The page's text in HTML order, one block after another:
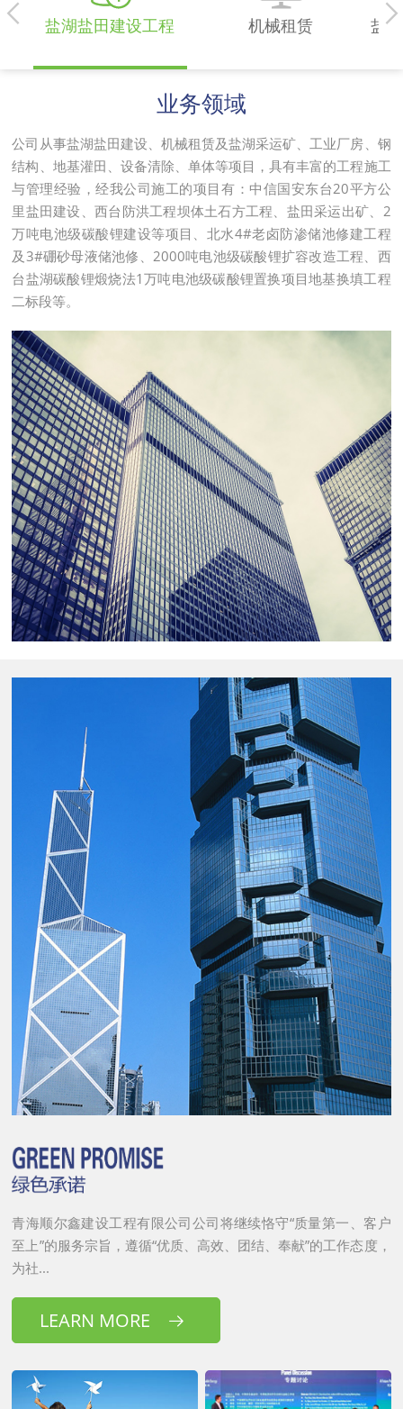
盐湖盐田建设工程 机械租赁 盐
 
业务领域
公司从事盐湖盐田建设、机械租赁及盐湖采运矿、工业厂房、钢
结构、地基灌田、设备清除、单体等项目，具有丰富的工程施工
与管理经验，经我公司施工的项目有：中信国安东台20平方公
里盐田建设、西台防洪工程坝体土石方工程、盐田采运出矿、2
万吨电池级碳酸锂建设等项目、北水4#老卤防渗储池修建工程
及3#硼砂母液储池修、2000吨电池级碳酸锂扩容改造工程、西
台盐湖碳酸锂煅烧法1万吨电池级碳酸锂置换项目地基换填工程
二标段等。
青海顺尔鑫建设工程有限公司公司将继续恪守“质量第一、客户
至上”的服务宗旨，遵循“优质、高效、团结、奉献”的工作态度，
为社...
LEARN MORE 